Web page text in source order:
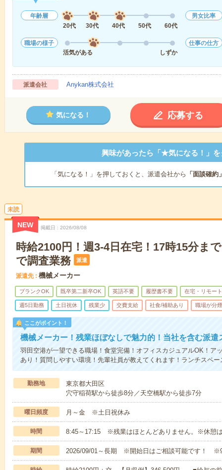
年齢層
20代
30代 40代 50代 60代
男女比率
職場の様子
活気がある
しずか
仕事の仕方
派遣会社 Anykan株式会社
気になる！ 応募する
興味があったら「★気になる！」を
「気になる！」を押しておくと、派遣会社から 「面談確約
未読
NEW 掲載日 2026/08/08
時給2100円！週3-4日在宅！17時15分ま
で調査業務
派遣
派遣先 機械メーカー
ブランクOK 既卒第二新卒OK 英語不要 履歴書不要 在宅・リモー
週5日勤務 土日祝休 残業少 交費支給 社食/補助あり 職場が分煙
ここがポイント！
機械メーカー！残業ほぼなしで魅力的！当社を含む派遣
羽田空港が一望できる職場！食堂完備！オフィスカジュアルOK！ア
あり！質問しやすい環境！先輩社員が教えてくれます！ランチスペー
勤務地
東京都大田区
穴守稲荷駅から徒歩8分／天空橋駅から徒歩7分
曜日頻度 月～金 ※土日祝休み
時間 8:45～17:15 ※残業はほとんどありません。※休憩
期間 2026/09/01～長期 ※開始日はご相談可能です！